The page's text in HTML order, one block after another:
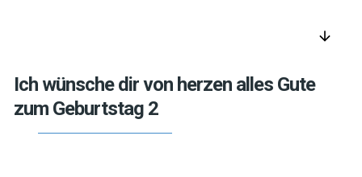
arrow_downward
Ich wünsche dir von herzen alles Gute
zum Geburtstag 2